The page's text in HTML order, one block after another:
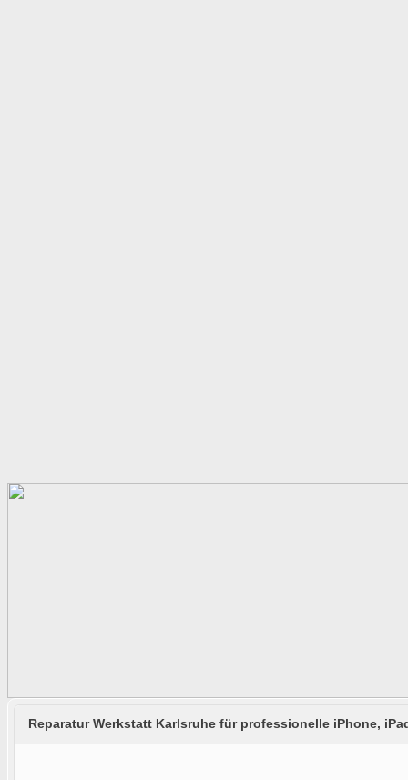
Reparatur Werkstatt Karlsruhe für professionelle iPhone,